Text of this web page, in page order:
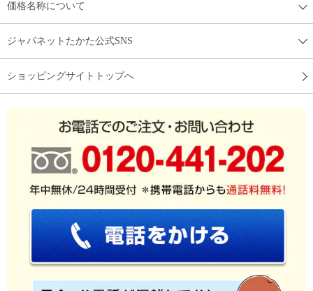
価格名称について
ジャパネットたかた公式SNS
ショッピングサイトトップへ